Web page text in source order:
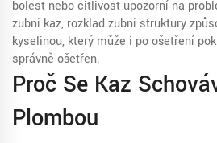
bolest nebo citlivost upozorní na
zubní kaz, rozklad zubní struktury
kyselinou, který může i po ošetření
správně ošetřen.
Proč Se Kaz
Plombou